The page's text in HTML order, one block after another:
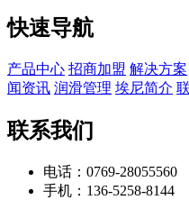
快速导航
产品中心 招商加盟 解决方案
闻资讯 润滑管理 埃尼简介
联系我们
电话： 0769-28055560
手机： 136-5258-8144